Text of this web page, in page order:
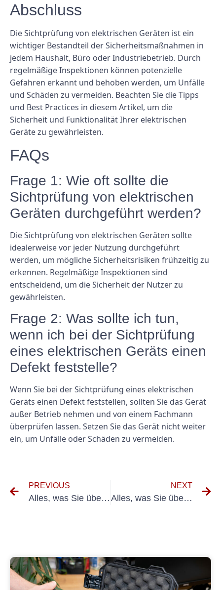
Abschluss
Die Sichtprüfung von elektrischen Geräten ist ein
wichtiger Bestandteil der Sicherheitsmaßnahmen in
jedem Haushalt, Büro oder Industriebetrieb. Durch
regelmäßige Inspektionen können potenzielle
Gefahren erkannt und behoben werden, um Unfälle
und Schäden zu vermeiden. Beachten Sie die Tipps
und Best Practices in diesem Artikel, um die
Sicherheit und Funktionalität Ihrer elektrischen
Geräte zu gewährleisten.
FAQs
Frage 1: Wie oft sollte die
Sichtprüfung von elektrischen
Geräten durchgeführt werden?
Die Sichtprüfung von elektrischen Geräten sollte
idealerweise vor jeder Nutzung durchgeführt
werden, um mögliche Sicherheitsrisiken frühzeitig zu
erkennen. Regelmäßige Inspektionen sind
entscheidend, um die Sicherheit der Nutzer zu
gewährleisten.
Frage 2: Was sollte ich tun,
wenn ich bei der Sichtprüfung
eines elektrischen Geräts einen
Defekt feststelle?
Wenn Sie bei der Sichtprüfung eines elektrischen
Geräts einen Defekt feststellen, sollten Sie das Gerät
außer Betrieb nehmen und von einem Fachmann
überprüfen lassen. Setzen Sie das Gerät nicht weiter
ein, um Unfälle oder Schäden zu vermeiden.
PREVIOUS
Alles, was Sie über die UVV-Prüfung in Buxtehude wissen müssen
NEXT
Alles, was Sie über das Prüfprotokoll für elektrische Arbeitsmittel wissen müssen